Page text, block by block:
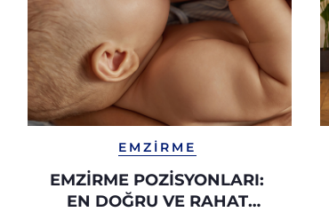
EMZIRME
EMZIRME POZISYONLARI:
EN DOĞRU VE RAHAT